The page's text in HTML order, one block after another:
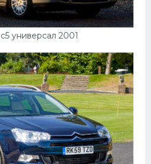
универсал 2001